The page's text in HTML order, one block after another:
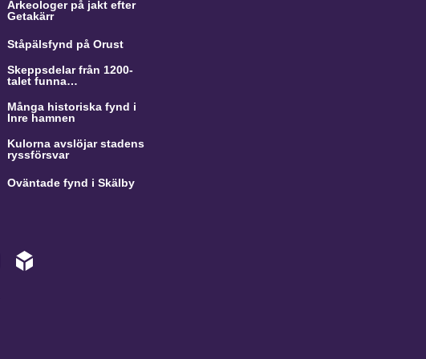
Arkeologer på jakt efter
Getakärr
Ståpälsfynd på Orust
Skeppsdelar från 1200-
talet funna…
Många historiska fynd i
Inre hamnen
Kulorna avslöjar stadens
ryssförsvar
Oväntade fynd i Skälby